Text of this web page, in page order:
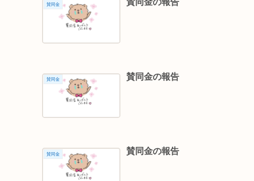
賛同金
賛同金 賛同金の報告
賛同金 賛同金の報告